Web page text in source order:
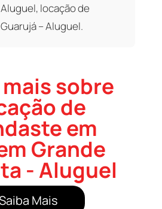
locação de
– Aluguel.
sobre
de
em
Grande
- Aluguel
Mais